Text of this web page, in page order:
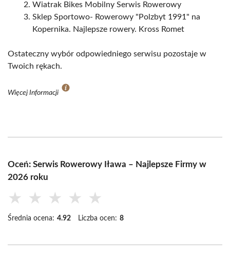
Wiatrak Bikes Mobilny Serwis Rowerowy
Sklep Sportowo- Rowerowy "Polzbyt 1991" na
Kopernika. Najlepsze rowery. Kross Romet
Ostateczny wybór odpowiedniego serwisu pozostaje w
Twoich rękach.
Więcej Informacji
Oceń: Serwis Rowerowy Iława – Najlepsze Firmy w
2026 roku
★ ★ ★ ★ ★
Średnia ocena: 4.92 Liczba ocen: 8